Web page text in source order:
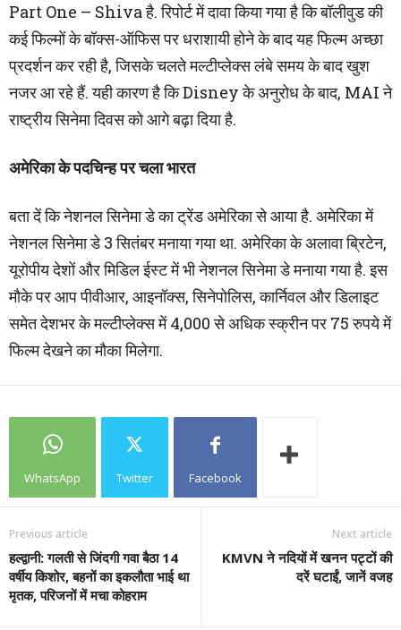
Part One – Shiva है. रिपोर्ट में दावा किया गया है कि बॉलीवुड की
कई फिल्मों के बॉक्स-ऑफिस पर धराशायी होने के बाद यह फिल्म अच्छा
प्रदर्शन कर रही है, जिसके चलते मल्टीप्लेक्स लंबे समय के बाद खुश
नजर आ रहे हैं. यही कारण है कि Disney के अनुरोध के बाद, MAI ने
राष्ट्रीय सिनेमा दिवस को आगे बढ़ा दिया है.
अमेरिका के पदचिन्ह पर चला भारत
बता दें कि नेशनल सिनेमा डे का ट्रेंड अमेरिका से आया है. अमेरिका में
नेशनल सिनेमा डे 3 सितंबर मनाया गया था. अमेरिका के अलावा ब्रिटेन,
यूरोपीय देशों और मिडिल ईस्ट में भी नेशनल सिनेमा डे मनाया गया है. इस
मौके पर आप पीवीआर, आइनॉक्स, सिनेपोलिस, कार्निवल और डिलाइट
समेत देशभर के मल्टीप्लेक्स में 4,000 से अधिक स्क्रीन पर 75 रुपये में
फिल्म देखने का मौका मिलेगा.
WhatsApp Twitter Facebook
Previous article
हल्द्वानी: गलती से जिंदगी गवा बैठा 14
वर्षीय किशोर, बहनों का इकलौता भाई था
मृतक, परिजनों में मचा कोहराम
Next article
KMVN ने नदियों में खनन पट्टों की
दरें घटाईं, जानें वजह